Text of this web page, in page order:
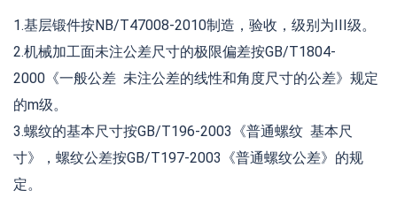
1.基层锻件按NB/T47008-2010制造，验收，级别为III级。
2.机械加工面未注公差尺寸的极限偏差按GB/T1804-
2000《一般公差 未注公差的线性和角度尺寸的公差》规定
的m级。
3.螺纹的基本尺寸按GB/T196-2003《普通螺纹 基本尺
寸》，螺纹公差按GB/T197-2003《普通螺纹公差》的规
定。